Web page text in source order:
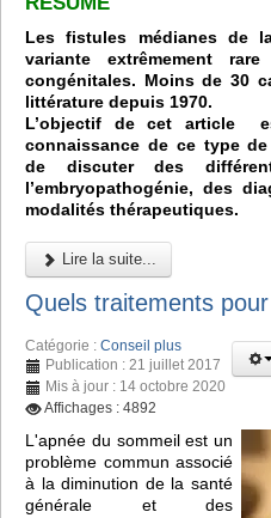
Les fistules médianes de
variante extrêmement
congénitales. Moins de 30
littérature depuis 1970.
L’objectif de cet article
connaissance de ce type
de discuter des
l’embryopathogénie, des
modalités thérapeutiques.
Lire la suite...
Quels traitements
Catégorie : Conseil plus
Publication : 21 juillet 2017
Mis à jour : 14 octobre 2020
Affichages : 4892
L'apnée du sommeil est un
problème commun associé
à la diminution de la santé
générale et des